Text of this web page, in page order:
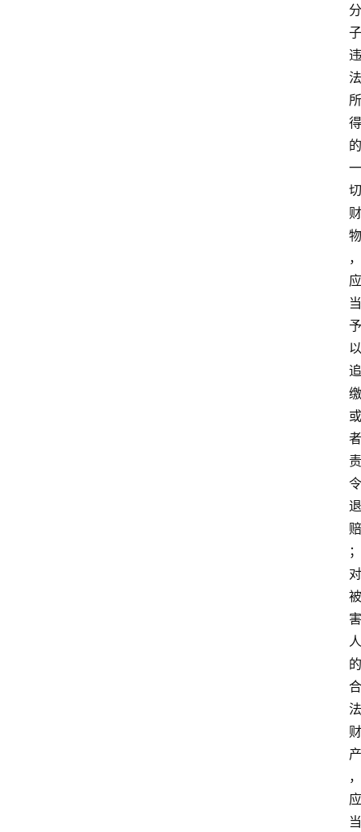
分
子
违
法
所
得
的
一
切
财
物
，
应
当
予
以
追
缴
或
者
责
令
退
赔
；
对
被
害
人
的
合
法
财
产
，
应
当